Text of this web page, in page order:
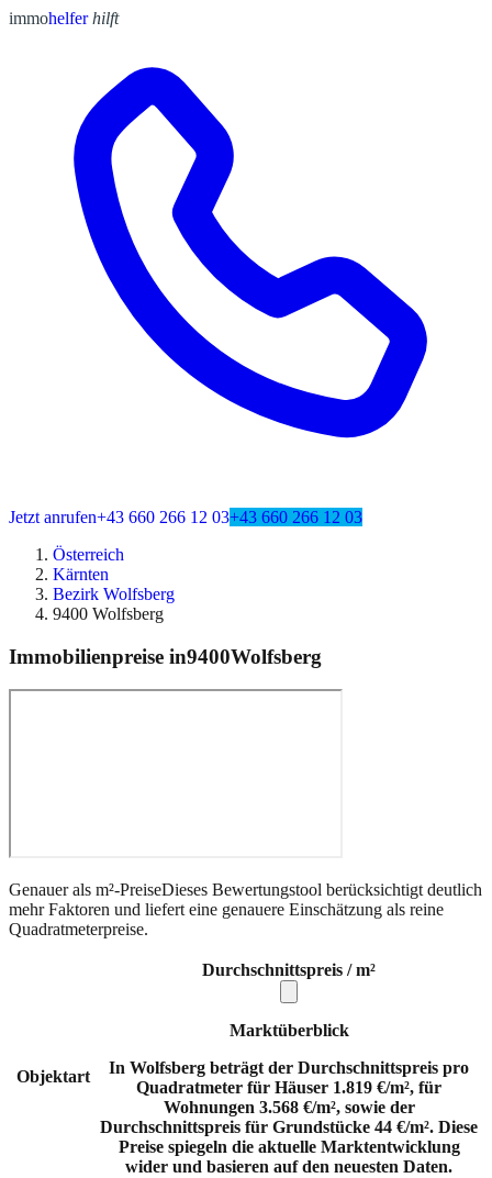
immohelfer hilft
Jetzt anrufen+43 660 266 12 03+43 660 266 12 03
Österreich
Kärnten
Bezirk Wolfsberg
9400 Wolfsberg
Immobilienpreise in9400Wolfsberg
Genauer als m²-PreiseDieses Bewertungstool berücksichtigt deutlich
mehr Faktoren und liefert eine genauere Einschätzung als reine
Quadratmeterpreise.
Objektart
Durchschnittspreis / m²
Marktüberblick
In Wolfsberg beträgt der Durchschnittspreis pro
Quadratmeter für Häuser 1.819 €/m², für
Wohnungen 3.568 €/m², sowie der
Durchschnittspreis für Grundstücke 44 €/m². Diese
Preise spiegeln die aktuelle Marktentwicklung
wider und basieren auf den neuesten Daten.